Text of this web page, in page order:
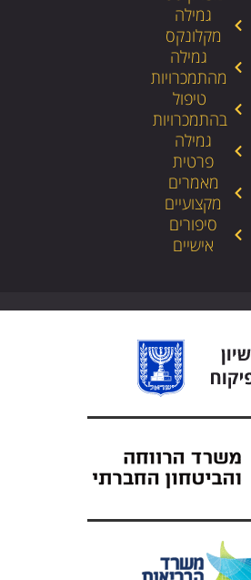
גמילה
מקלונקס
גמילה
מהתמכרויות
טיפול
בהתמכרויות
גמילה
פרטית
מאמרים
מקצועיים
סיפורים
אישיים